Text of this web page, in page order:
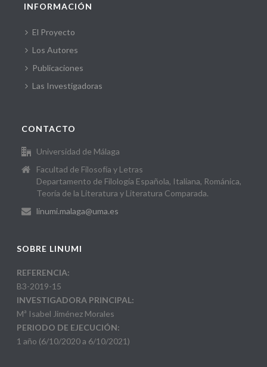
INFORMACIÓN
El Proyecto
Los Autores
Publicaciones
Las Investigadoras
CONTACTO
Universidad de Málaga
Facultad de Filosofía y Letras
Departamento de Filología Española, Italiana, Románica,
Teoría de la Literatura y Literatura Comparada.
linumi.malaga@uma.es
SOBRE LINUMI
REFERENCIA:
B3-2019-15
INVESTIGADORA PRINCIPAL:
Mª Isabel Jiménez Morales
PERIODO DE EJECUCIÓN:
1 año (6/10/2020 a 6/10/2021)